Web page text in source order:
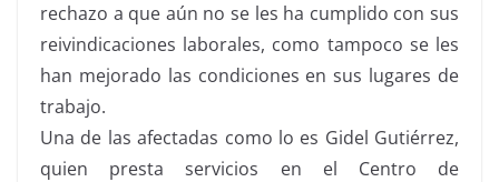
rechazo a que aún no se les ha cumplido con sus
reivindicaciones laborales, como tampoco se les
han mejorado las condiciones en sus lugares de
trabajo.
Una de las afectadas como lo es Gidel Gutiérrez,
quien presta servicios en el Centro de